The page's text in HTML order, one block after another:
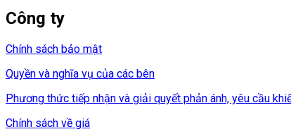
Công ty
Chính sách bảo mật
Quyền và nghĩa vụ của các bên
Phương thức tiếp nhận và giải quyết phản ánh, yêu cầu
Chính sách về giá